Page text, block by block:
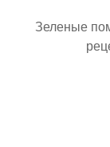
Зеленые